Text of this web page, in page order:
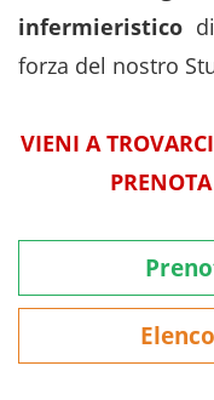
infermieristico
forza del nostro
VIENI A